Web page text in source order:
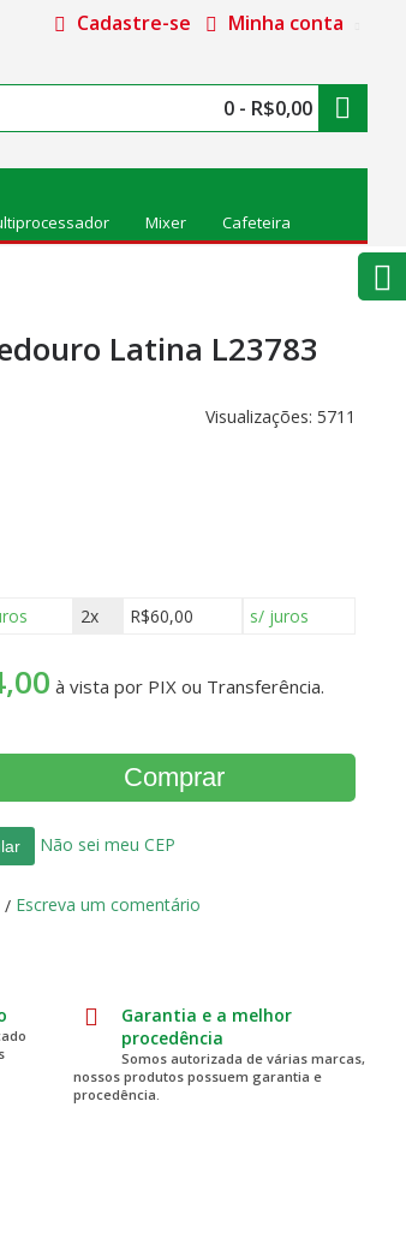
Cadastre-se Minha conta
0 - R$0,00
Mixer Cafeteira
Latina L23783
Visualizações: 5711
2x R$60,00 s/ juros
à vista por PIX ou Transferência.
Comprar
Não sei meu CEP
/ Escreva um comentário
Garantia e a melhor
procedência
Somos autorizada de várias marcas,
nossos produtos possuem garantia e
procedência.